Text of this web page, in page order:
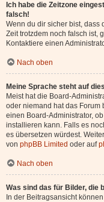
Ich habe die Zeitzone
falsch!
Wenn du dir sicher bist, dass
Zeit trotzdem noch falsch ist,
Kontaktiere einen
Nach oben
Meine Sprache steht auf
Meist hat die Board-
oder niemand hat das Forum
einen Board-Administrator,
installieren kann. Falls es
es übersetzen würdest.
von phpBB Limited oder auf
Nach oben
Was sind das für Bilder, die
In der Beitragsansicht